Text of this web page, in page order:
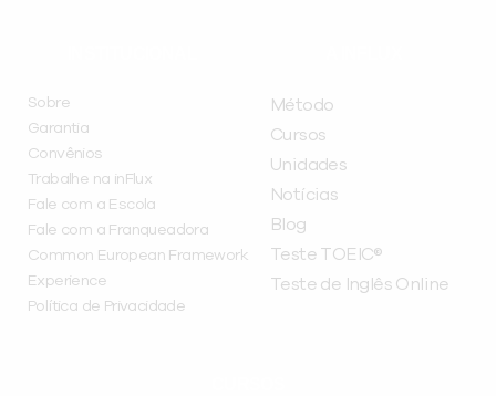
Sobre
Garantia
Convênios
Trabalhe na inFlux
Fale com a Escola
Fale com a Franqueadora
Common European Framework
Experience
Política de Privacidade
Método
Cursos
Unidades
Notícias
Blog
Teste TOEIC®
Teste de Inglês Online